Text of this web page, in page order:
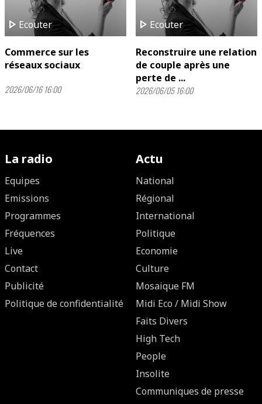
play_arrow Ecouter
Commerce sur les
réseaux sociaux
2026/06/16 16:00
play_arrow Ecouter
Reconstruire une relation
de couple après une
perte de ...
2026/06/05 16:00
La radio
Equipes
Emissions
Programmes
Fréquences
Live
Contact
Publicité
Politique de confidentialité
Actu
National
Régional
International
Politique
Economie
Culture
Mosaique FM
Midi Eco / Midi Show
Faits Divers
High Tech
People
Insolite
Communiques de presse